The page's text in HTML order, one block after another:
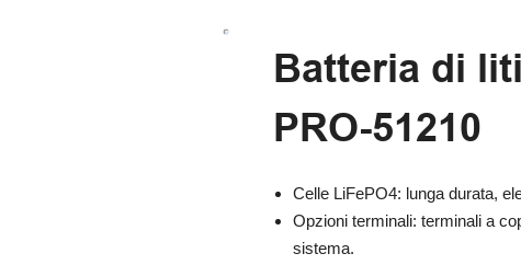
Batteria di
PRO-51210
Celle LiFePO4: lunga durata,
Opzioni terminali: terminali a
sistema.